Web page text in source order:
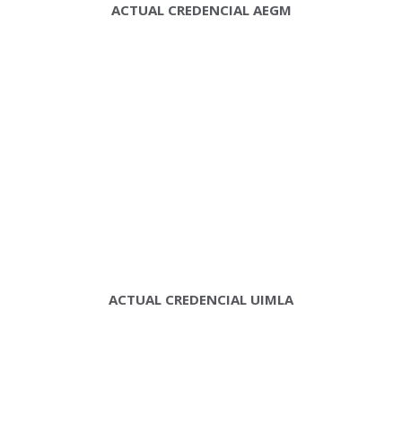
ACTUAL CREDENCIAL AEGM
ACTUAL CREDENCIAL UIMLA